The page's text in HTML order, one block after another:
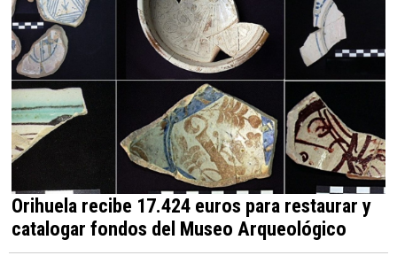
Orihuela recibe 17.424 euros para restaurar y
catalogar fondos del Museo Arqueológico